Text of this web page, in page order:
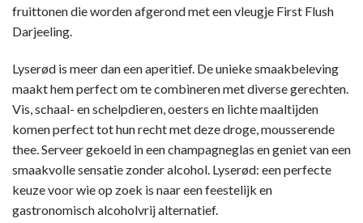
fruittonen die worden afgerond met een vleugje First Flush
Darjeeling.
Lyserød is meer dan een aperitief. De unieke smaakbeleving
maakt hem perfect om te combineren met diverse gerechten.
Vis, schaal- en schelpdieren, oesters en lichte maaltijden
komen perfect tot hun recht met deze droge, mousserende
thee. Serveer gekoeld in een champagneglas en geniet van een
smaakvolle sensatie zonder alcohol. Lyserød: een perfecte
keuze voor wie op zoek is naar een feestelijk en
gastronomisch alcoholvrij alternatief.